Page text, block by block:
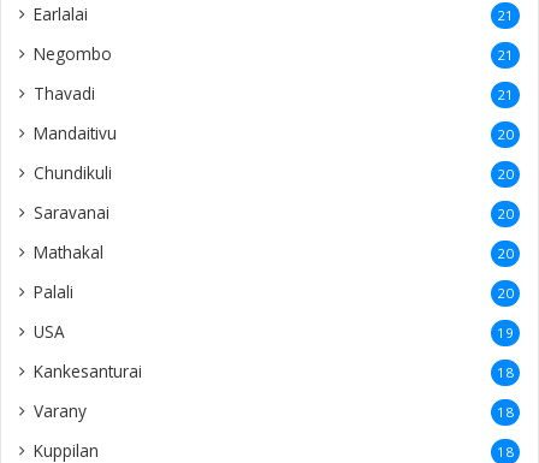
Earlalai 21
Negombo 21
Thavadi 21
Mandaitivu 20
Chundikuli 20
Saravanai 20
Mathakal 20
Palali 20
USA 19
Kankesanturai 18
Varany 18
Kuppilan 18